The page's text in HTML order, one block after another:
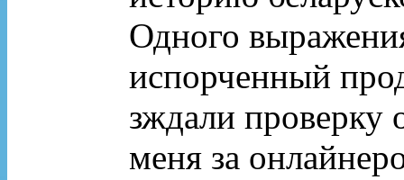
Одного
испорченный
зждали проверку
меня за